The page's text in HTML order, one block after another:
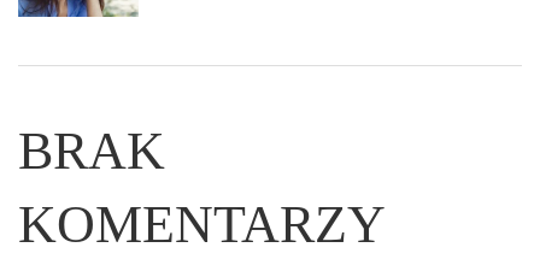
BRAK
KOMENTARZY